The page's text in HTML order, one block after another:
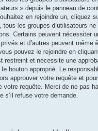
» depuis le panneau de
en rejoindre un, cliquez
tous les groupes d’utilisateurs
Certains peuvent nécessiter
et d’autres peuvent même
pouvez le rejoindre en
restreint et nécessite une
bouton approprié. Le
approuver votre requête et
votre requête. Merci de ne pas
s’il refuse votre demande.